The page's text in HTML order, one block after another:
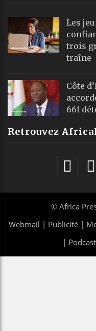
Les
trois
traîne
Côte
661
Retrouvez
© Africa
Webmail | Publicité |
| Podcast